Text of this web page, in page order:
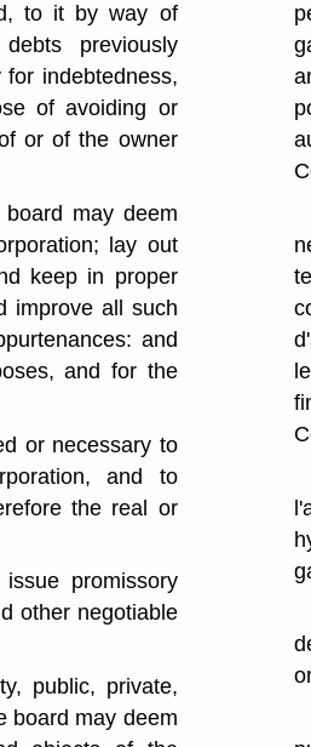
to it by way of
previously
indebtedness,
of avoiding or
or of the owner
may deem
lay out
keep in proper
improve all such
and
and for the
or necessary to
and to
the real or
promissory
other negotiable
public, private,
board may deem